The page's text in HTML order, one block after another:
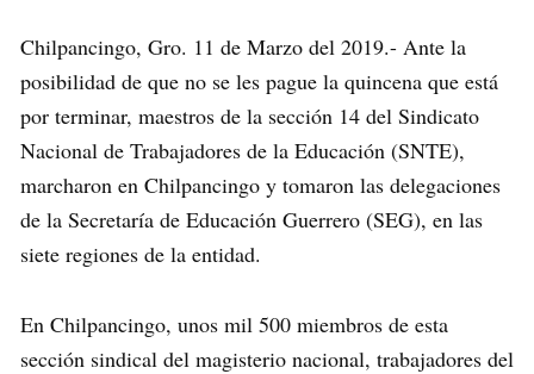
Chilpancingo, Gro. 11 de Marzo del 2019.- Ante la
posibilidad de que no se les pague la quincena que está
por terminar, maestros de la sección 14 del Sindicato
Nacional de Trabajadores de la Educación (SNTE),
marcharon en Chilpancingo y tomaron las delegaciones
de la Secretaría de Educación Guerrero (SEG), en las
siete regiones de la entidad.
En Chilpancingo, unos mil 500 miembros de esta
sección sindical del magisterio nacional, trabajadores del